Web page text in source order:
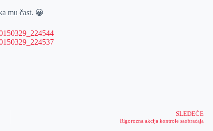
mu čast. 😀
SLEDEĆE
Rigorozna akcija kontrole saobraćaja